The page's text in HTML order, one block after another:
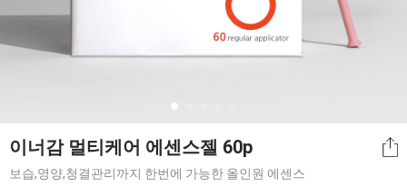
이너감 멀티케어 에센스젤 60p
보습,영양,청결관리까지 한번에 가능한 올인원 에센스